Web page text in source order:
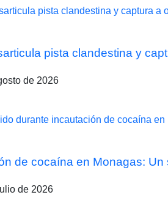
pista clandestina y
de 2026
de cocaína en Monagas:
de 2026